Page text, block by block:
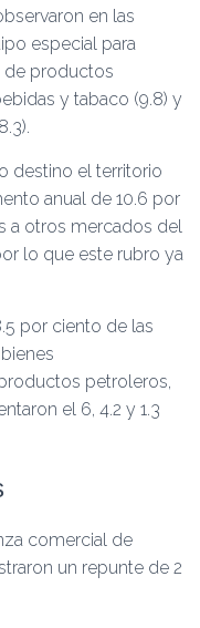
en las
especial para
de productos
y tabaco (9.8) y
destino el territorio
anual de 10.6 por
a otros mercados del
lo que este rubro ya
por ciento de las
petroleros,
el 6, 4.2 y 1.3
comercial de
un repunte de 2